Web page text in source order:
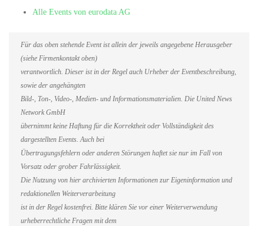
Alle Events von eurodata AG
Für das oben stehende Event ist allein der jeweils angegebene Herausgeber
(siehe Firmenkontakt oben)
verantwortlich. Dieser ist in der Regel auch Urheber der Eventbeschreibung,
sowie der angehängten
Bild-, Ton-, Video-, Medien- und Informationsmaterialien. Die United News
Network GmbH
übernimmt keine Haftung für die Korrektheit oder Vollständigkeit des
dargestellten Events. Auch bei
Übertragungsfehlern oder anderen Störungen haftet sie nur im Fall von
Vorsatz oder grober Fahrlässigkeit.
Die Nutzung von hier archivierten Informationen zur Eigeninformation und
redaktionellen Weiterverarbeitung
ist in der Regel kostenfrei. Bitte klären Sie vor einer Weiterverwendung
urheberrechtliche Fragen mit dem